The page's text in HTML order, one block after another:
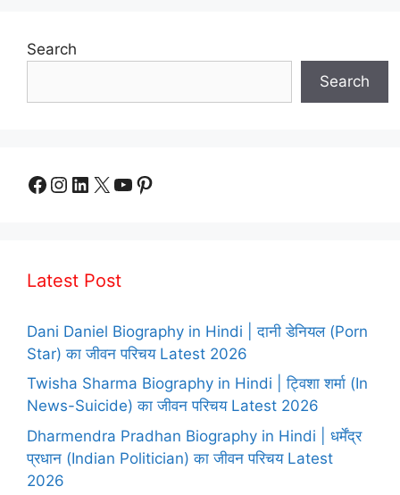
Search
Search
Facebook
Instagram
LinkedIn
X YouTube
Pinterest
Latest Post
Dani Daniel Biography in Hindi | दानी डेनियल (Porn
Star) का जीवन परिचय Latest 2026
Twisha Sharma Biography in Hindi | ट्विशा शर्मा (In
News-Suicide) का जीवन परिचय Latest 2026
Dharmendra Pradhan Biography in Hindi | धर्मेंद्र
प्रधान (Indian Politician) का जीवन परिचय Latest
2026